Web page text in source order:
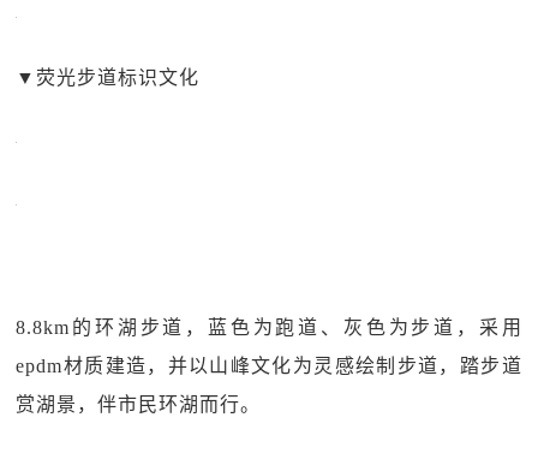
▼ 荧光步道标识文化
8.8km的环湖步道，蓝色为跑道、灰色为步道，采用
epdm材质建造，并以山峰文化为灵感绘制步道，踏步道
赏湖景，伴市民环湖而行。